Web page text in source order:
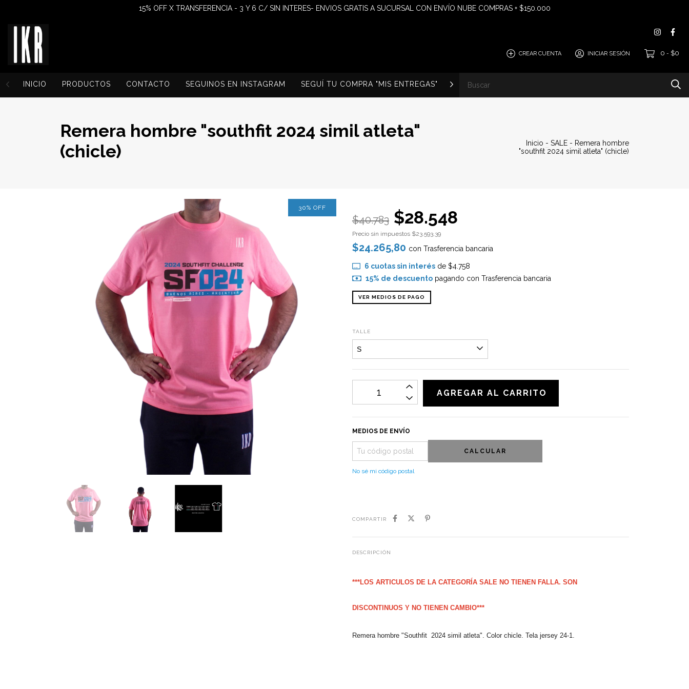
15% OFF X TRANSFERENCIA - 3 Y 6 C/ SIN INTERES- ENVIOS GRATIS A SUCURSAL CON ENVÍO NUBE COMPRAS + $150.000
CREAR CUENTA INICIAR SESIÓN 0 - $0
INICIO PRODUCTOS CONTACTO SEGUINOS EN INSTAGRAM SEGUÍ TU COMPRA "MIS ENTREGAS" SEGUÍ TU COMPRA "ANDREANI"
Remera hombre "southfit 2024 simil atleta"
(chicle)
Inicio - SALE - Remera hombre
"southfit 2024 simil atleta" (chicle)
30% OFF
$40.783 $28.548
Precio sin impuestos $23.593,39
$24.265,80 con Trasferencia bancaria
6 cuotas sin interésde $4.758
15% de descuentopagando con Trasferencia bancaria
VER MEDIOS DE PAGO
TALLE
MEDIOS DE ENVÍO
CALCULAR
No sé mi código postal
COMPARTIR
DESCRIPCIÓN
***LOS ARTICULOS DE LA CATEGORÍA SALE NO TIENEN FALLA. SON
DISCONTINUOS Y NO TIENEN CAMBIO***
Remera hombre "Southfit 2024 simil atleta". Color chicle. Tela jersey 24-1.